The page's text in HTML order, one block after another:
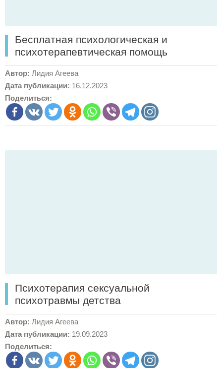
Бесплатная психологическая и
психотерапевтическая помощь
Автор: Лидия Агеева
Дата публикации: 16.12.2023
Поделиться:
Психотерапия сексуальной
психотравмы детства
Автор: Лидия Агеева
Дата публикации: 19.09.2023
Поделиться: